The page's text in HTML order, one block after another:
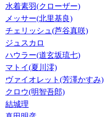
水着素羽(クローザー)
メッサー(北里基良)
チェリッシュ(芦谷真咲)
ジュスカロ
ハウラー(道玄坂琉七)
マトイ(夏川澪)
ヴァイオレット(芳澤かすみ)
クロウ(明智吾郎)
結城理